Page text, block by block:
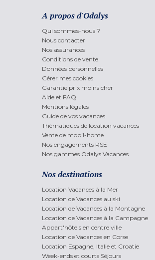
A propos d'Odalys
Qui sommes-nous ?
Nous contacter
Nos assurances
Conditions de vente
Données personnelles
Gérer mes cookies
Garantie prix moins cher
Aide et FAQ
Mentions légales
Guide de vos vacances
Thématiques de location vacances
Vente de mobil-home
Nos engagements RSE
Nos gammes Odalys Vacances
Nos destinations
Location Vacances à la Mer
Location de Vacances au ski
Location de Vacances à la Montagne
Location de Vacances à la Campagne
Appart'hôtels en centre ville
Location de Vacances en Corse
Location Espagne, Italie et Croatie
Week-ends et courts Séjours